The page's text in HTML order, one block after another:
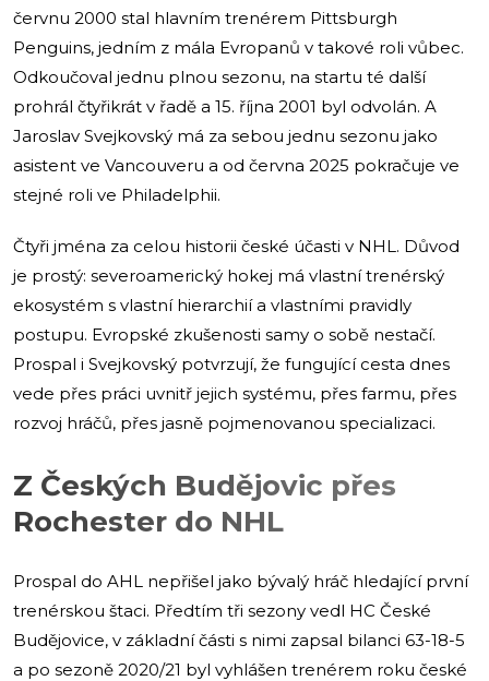
červnu 2000 stal hlavním trenérem Pittsburgh
Penguins, jedním z mála Evropanů v takové roli vůbec.
Odkoučoval jednu plnou sezonu, na startu té další
prohrál čtyřikrát v řadě a 15. října 2001 byl odvolán. A
Jaroslav Svejkovský má za sebou jednu sezonu jako
asistent ve Vancouveru a od června 2025 pokračuje ve
stejné roli ve Philadelphii.
Čtyři jména za celou historii české účasti v NHL. Důvod
je prostý: severoamerický hokej má vlastní trenérský
ekosystém s vlastní hierarchií a vlastními pravidly
postupu. Evropské zkušenosti samy o sobě nestačí.
Prospal i Svejkovský potvrzují, že fungující cesta dnes
vede přes práci uvnitř jejich systému, přes farmu, přes
rozvoj hráčů, přes jasně pojmenovanou specializaci.
Z Českých Budějovic přes
Rochester do NHL
Prospal do AHL nepřišel jako bývalý hráč hledající první
trenérskou štaci. Předtím tři sezony vedl HC České
Budějovice, v základní části s nimi zapsal bilanci 63-18-5
a po sezoně 2020/21 byl vyhlášen trenérem roku české